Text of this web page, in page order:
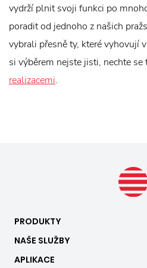
vydrží plnit svoji funkci po
poradit od jednoho z našich
vybrali přesně ty, které vyhovují
si výběrem nejste jisti, nechte se
realizacemi.
PRODUKTY
NAŠE SLUŽBY
APLIKACE